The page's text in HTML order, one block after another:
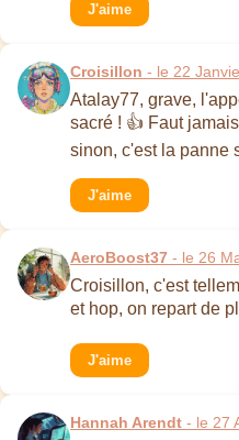
J'aime
Croisillon - le 22
Atalay77, grave,
sacré ! 👍 Faut
sinon, c'est la panne
J'aime
AeroBoost37 - le 26
Croisillon, c'est
et hop, on repart de
J'aime
Hannah Arendt - le 27